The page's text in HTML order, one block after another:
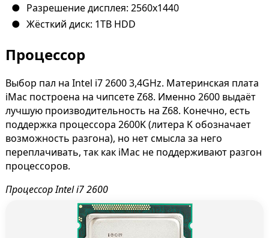
Разрешение дисплея: 2560x1440
Жёсткий диск: 1TB HDD
Процессор
Выбор пал на Intel i7 2600 3,4GHz. Материнская плата
iMac построена на чипсете Z68. Именно 2600 выдаёт
лучшую производительность на Z68. Конечно, есть
поддержка процессора 2600K (литера K обозначает
возможность разгона), но нет смысла за него
переплачивать, так как iMac не поддерживают разгон
процессоров.
Процессор Intel i7 2600